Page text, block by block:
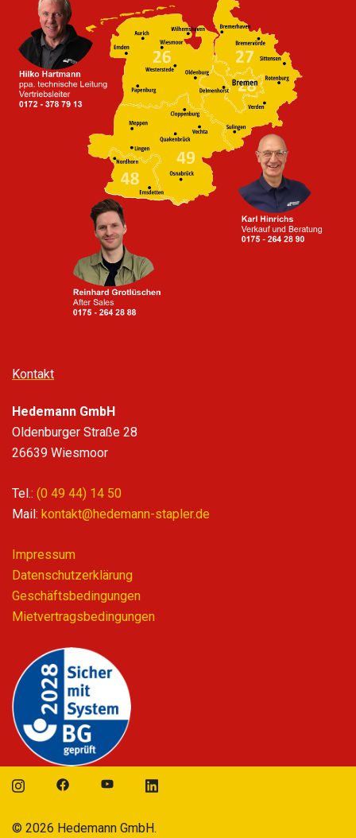
Kontakt
Hedemann GmbH
Oldenburger Straße 28
26639 Wiesmoor
Tel.: (0 49 44) 14 50
Mail: kontakt@hedemann-stapler.de
Impressum
Datenschutzerklärung
Geschäftsbedingungen
Mietvertragsbedingungen
© 2026 Hedemann GmbH.